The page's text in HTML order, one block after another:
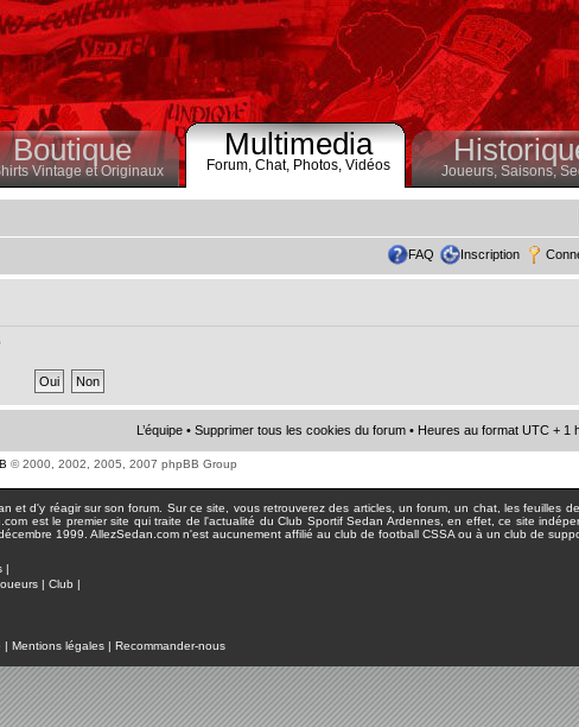
Boutique
Vintage et Originaux
Multimedia
Forum, Chat, Photos, Vidéos Joueurs, Saisons,
FAQ Inscription
L’équipe • Supprimer tous les cookies du forum • Heures au format UTC + 1
© 2000, 2002, 2005, 2007 phpBB Group
d'y réagir sur son forum. Sur ce site, vous retrouverez des articles, un forum, un chat, les feuilles de
est le premier site qui traite de l'actualité du Club Sportif Sedan Ardennes, en effet, ce site
1999. AllezSedan.com n'est aucunement affilié au club de football CSSA ou à un club de
|
| Club |
| Mentions légales | Recommander-nous